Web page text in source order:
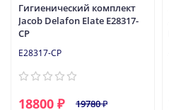
Гигиенический комплект
Jacob Delafon Elate E28317-
CP
E28317-CP
18800 ₽ 19780 ₽